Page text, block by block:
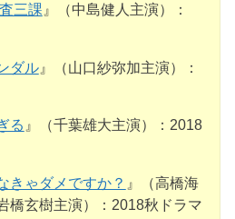
三課 』（中島健人主演）：
ダル』（山口紗弥加主演）：
る 』（千葉雄大主演）：2018
きゃダメですか？ 』（高橋海
橋玄樹主演）：2018秋ドラマ